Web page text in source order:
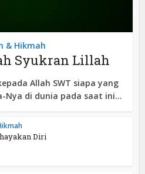
& Hikmah
Syukran Lillah
Allah SWT siapa yang
Nya di dunia pada saat ini...
Diri